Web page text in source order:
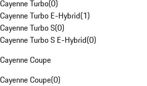
Cayenne Turbo(0)
Cayenne Turbo E-Hybrid(1)
Cayenne Turbo S(0)
Cayenne Turbo S E-Hybrid(0)
Cayenne Coupe
Cayenne Coupe(0)